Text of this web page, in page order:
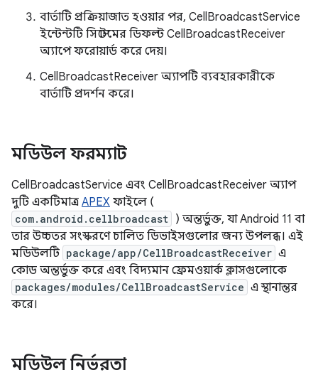
বার্তাটি প্রক্রিয়াজাত হওয়ার পর, CellBroadcastService
ইন্টেন্টটি সিস্টেমের ডিফল্ট CellBroadcastReceiver
অ্যাপে ফরোয়ার্ড করে দেয়।
CellBroadcastReceiver অ্যাপটি ব্যবহারকারীকে
বার্তাটি প্রদর্শন করে।
মডিউল ফরম্যাট
CellBroadcastService এবং CellBroadcastReceiver অ্যাপ
দুটি একটিমাত্র APEX ফাইলে (
com.android.cellbroadcast
) অন্তর্ভুক্ত, যা Android 11 বা
তার উচ্চতর সংস্করণে চালিত ডিভাইসগুলোর জন্য উপলব্ধ। এই
মডিউলটি package/app/CellBroadcastReceiver এ
কোড অন্তর্ভুক্ত করে এবং বিদ্যমান ফ্রেমওয়ার্ক ক্লাসগুলোকে
packages/modules/CellBroadcastService এ স্থানান্তর
করে।
মডিউল নির্ভরতা